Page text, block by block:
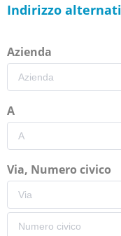
Indirizzo
Azienda
A
Via, Numero civico